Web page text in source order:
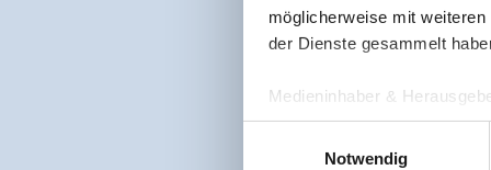
möglicherweise mit
der Dienste gesammelt
Medieninhaber &
Zeller Bergbahnen Zillertal
Rohr 23// A-6280 Zell am Ziller
Notwendig